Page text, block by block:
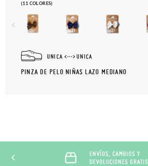
(11 COLORES)
UNICA UNICA
PINZA DE PELO NIÑAS LAZO MEDIANO
ENVÍOS, CAMBIOS Y
DEVOLUCIONES GRATIS